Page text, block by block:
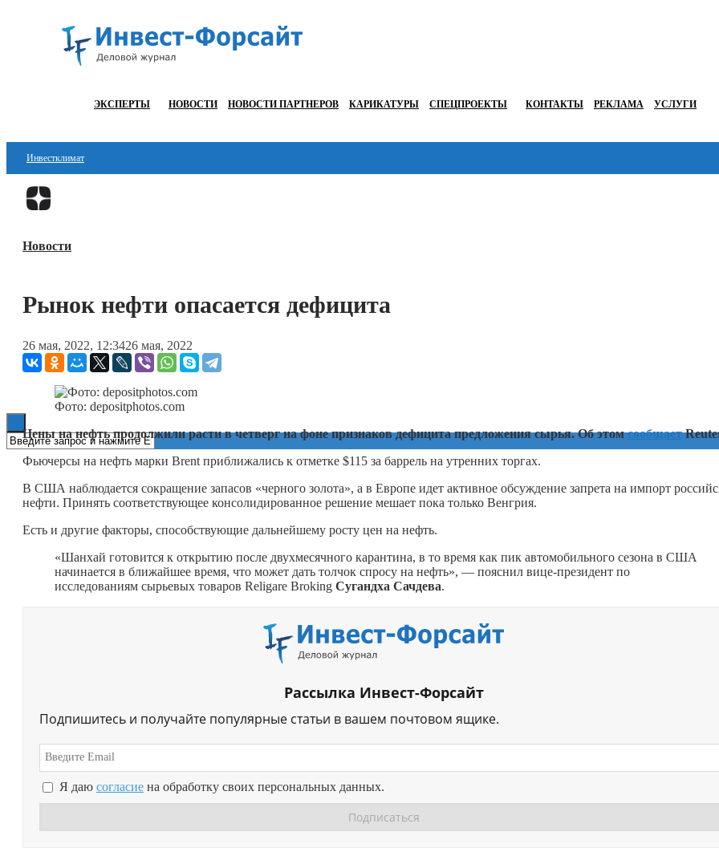
ЭКСПЕРТЫ НОВОСТИ НОВОСТИ ПАРТНЕРОВ КАРИКАТУРЫ СПЕЦПРОЕКТЫ КОНТАКТЫ РЕКЛАМА УСЛУГИ
Инвестклимат
Финансы
Блокчейн
ESG
Новости
Рынок нефти опасается дефицита
26 мая, 2022, 12:3426 мая, 2022
Фото: depositphotos.com
Цены на нефть продолжили расти в четверг на фоне признаков дефицита предложения сырья. Об этомсообщает
Фьючерсы на нефть марки Brent приближались к отметке $115 за баррель на утренних торгах.
В США наблюдается сокращение запасов «черного золота», а в Европе идет активное обсуждение запрета на импорт
нефти. Принять соответствующее консолидированное решение мешает пока только Венгрия.
Есть и другие факторы, способствующие дальнейшему росту цен на нефть.
«Шанхай готовится к открытию после двухмесячного карантина, в то время как пик автомобильного сезона в США
начинается в ближайшее время, что может дать толчок спросу на нефть», — пояснил вице-президент по
исследованиям сырьевых товаров Religare Broking Сугандха Сачдева.
Рассылка Инвест-Форсайт
Подпишитесь и получайте популярные статьи в вашем почтовом ящике.
Я даю согласие на обработку своих персональных данных.